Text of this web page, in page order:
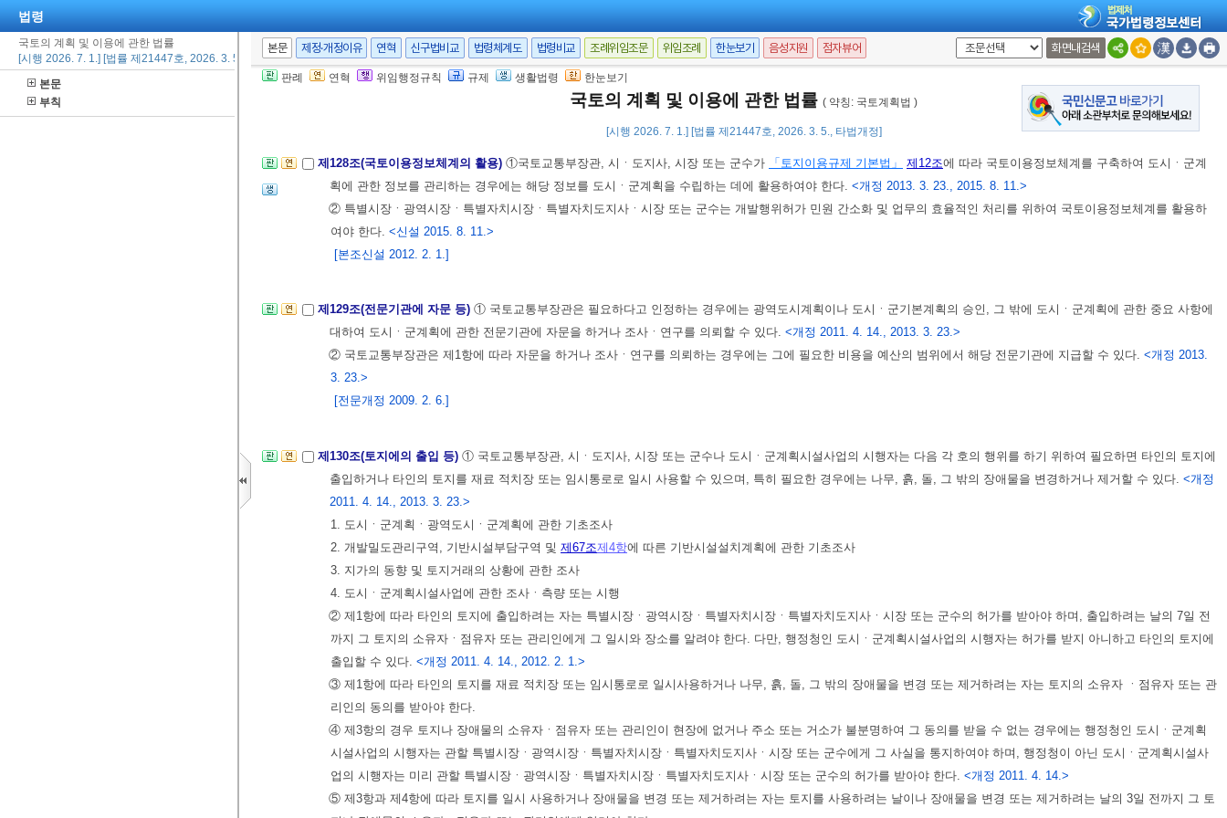
법령
국토의 계획 및 이용에 관한 법률
[시행 2026. 7. 1.] [법률 제21447호, 2026. 3. 5., 타법개정]
본문
부칙
본문 제정·개정이유 연혁 신구법비교 법령체계도 법령비교 조례위임조문 위임조례 한눈보기 음성지원 점자뷰어 화면내검색
판례 연혁 위임행정규칙 규제 생활법령 한눈보기
국토의 계획 및 이용에 관한 법률 ( 약칭: 국토계획법 )
[시행 2026. 7. 1.] [법률 제21447호, 2026. 3. 5., 타법개정]
② 국토교통부장관, 관계 중앙행정기관의 장 또는 시ㆍ도지사는 제1항에 따라 지정된 시범도시에 대하여 예산ㆍ인력 등 필요한 지원을 할 수 있다.<개정 2013. 3. 23.>
③ 국토교통부장관은 관계 중앙행정기관의 장이나 시ㆍ도지사에게 시범도시의 지정과 지원에 필요한 자료를 제출하도록 요청할 수 있다.<개정 2013. 3. 23.>
④ 시범도시의 지정 및 지원의 기준ㆍ절차 등에 관하여 필요한 사항은
제128조(국토이용정보체계의 활용) ①국토교통부장관, 시ㆍ도지사, 시장 또는 군수가 「토지이용규제 기본법」 제12조에 따라 국토이용정보체계를 구축하여 도시ㆍ군계
획에 관한 정보를 관리하는 경우에는 해당 정보를 도시ㆍ군계획을 수립하는 데에 활용하여야 한다. <개정 2013. 3. 23., 2015. 8. 11.>
② 특별시장ㆍ광역시장ㆍ특별자치시장ㆍ특별자치도지사ㆍ시장 또는 군수는 개발행위허가 민원 간소화 및 업무의 효율적인 처리를 위하여 국토이용정보체계를 활용하
여야 한다. <신설 2015. 8. 11.>
[본조신설 2012. 2. 1.]
제129조(전문기관에 자문 등) ① 국토교통부장관은 필요하다고 인정하는 경우에는 광역도시계획이나 도시ㆍ군기본계획의 승인, 그 밖에 도시ㆍ군계획에 관한 중요 사항에
대하여 도시ㆍ군계획에 관한 전문기관에 자문을 하거나 조사ㆍ연구를 의뢰할 수 있다. <개정 2011. 4. 14., 2013. 3. 23.>
② 국토교통부장관은 제1항에 따라 자문을 하거나 조사ㆍ연구를 의뢰하는 경우에는 그에 필요한 비용을 예산의 범위에서 해당 전문기관에 지급할 수 있다. <개정 2013.
3. 23.>
[전문개정 2009. 2. 6.]
제130조(토지에의 출입 등) ① 국토교통부장관, 시ㆍ도지사, 시장 또는 군수나 도시ㆍ군계획시설사업의 시행자는 다음 각 호의 행위를 하기 위하여 필요하면 타인의 토지에
출입하거나 타인의 토지를 재료 적치장 또는 임시통로로 일시 사용할 수 있으며, 특히 필요한 경우에는 나무, 흙, 돌, 그 밖의 장애물을 변경하거나 제거할 수 있다. <개정
2011. 4. 14., 2013. 3. 23.>
1. 도시ㆍ군계획ㆍ광역도시ㆍ군계획에 관한 기초조사
2. 개발밀도관리구역, 기반시설부담구역 및 제67조제4항에 따른 기반시설설치계획에 관한 기초조사
3. 지가의 동향 및 토지거래의 상황에 관한 조사
4. 도시ㆍ군계획시설사업에 관한 조사ㆍ측량 또는 시행
② 제1항에 따라 타인의 토지에 출입하려는 자는 특별시장ㆍ광역시장ㆍ특별자치시장ㆍ특별자치도지사ㆍ시장 또는 군수의 허가를 받아야 하며, 출입하려는 날의 7일 전
까지 그 토지의 소유자ㆍ점유자 또는 관리인에게 그 일시와 장소를 알려야 한다. 다만, 행정청인 도시ㆍ군계획시설사업의 시행자는 허가를 받지 아니하고 타인의 토지에
출입할 수 있다. <개정 2011. 4. 14., 2012. 2. 1.>
③ 제1항에 따라 타인의 토지를 재료 적치장 또는 임시통로로 일시사용하거나 나무, 흙, 돌, 그 밖의 장애물을 변경 또는 제거하려는 자는 토지의 소유자 ㆍ점유자 또는 관
리인의 동의를 받아야 한다.
④ 제3항의 경우 토지나 장애물의 소유자ㆍ점유자 또는 관리인이 현장에 없거나 주소 또는 거소가 불분명하여 그 동의를 받을 수 없는 경우에는 행정청인 도시ㆍ군계획
시설사업의 시행자는 관할 특별시장ㆍ광역시장ㆍ특별자치시장ㆍ특별자치도지사ㆍ시장 또는 군수에게 그 사실을 통지하여야 하며, 행정청이 아닌 도시ㆍ군계획시설사
업의 시행자는 미리 관할 특별시장ㆍ광역시장ㆍ특별자치시장ㆍ특별자치도지사ㆍ시장 또는 군수의 허가를 받아야 한다. <개정 2011. 4. 14.>
⑤ 제3항과 제4항에 따라 토지를 일시 사용하거나 장애물을 변경 또는 제거하려는 자는 토지를 사용하려는 날이나 장애물을 변경 또는 제거하려는 날의 3일 전까지 그 토